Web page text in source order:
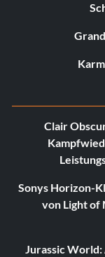
Clair
Sonys Horizon-
von Light of
Jurassic